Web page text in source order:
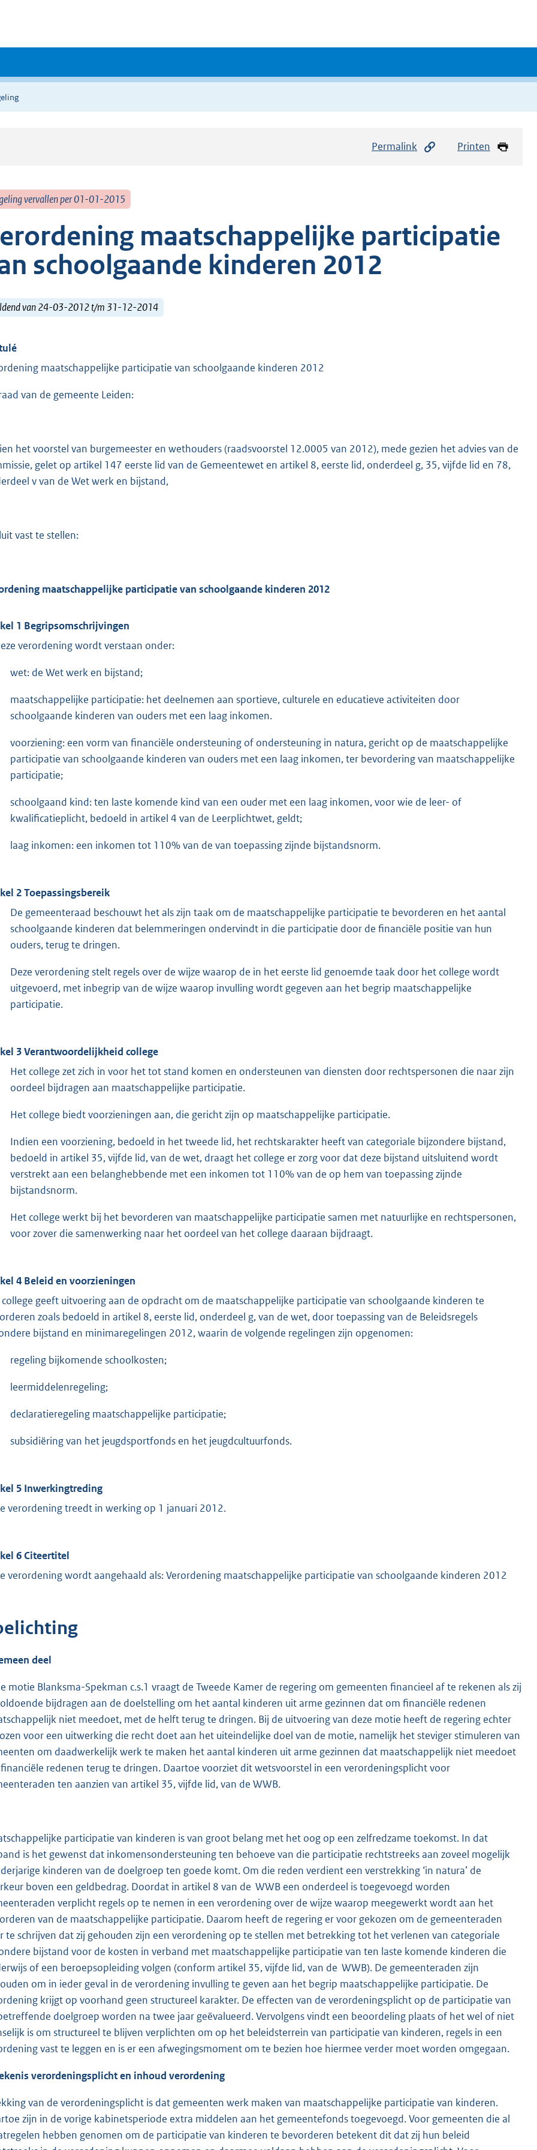
Permalink Printen
vervallen per 01-01-2015
maatschappelijke participatie
schoolgaande kinderen 2012
van 24-03-2012 t/m 31-12-2014
maatschappelijke participatie van schoolgaande kinderen 2012
van de gemeente Leiden:
het voorstel van burgemeester en wethouders (raadsvoorstel 12.0005 van 2012), mede gezien het advies van de
gelet op artikel 147 eerste lid van de Gemeentewet en artikel 8, eerste lid, onderdeel g, 35, vijfde lid en 78,
v van de Wet werk en bijstand,
vast te stellen:
maatschappelijke participatie van schoolgaande kinderen 2012
1 Begripsomschrijvingen
verordening wordt verstaan onder:
wet: de Wet werk en bijstand;
maatschappelijke participatie: het deelnemen aan sportieve, culturele en educatieve activiteiten door
schoolgaande kinderen van ouders met een laag inkomen.
voorziening: een vorm van financiële ondersteuning of ondersteuning in natura, gericht op de maatschappelijke
participatie van schoolgaande kinderen van ouders met een laag inkomen, ter bevordering van maatschappelijke
participatie;
schoolgaand kind: ten laste komende kind van een ouder met een laag inkomen, voor wie de leer- of
kwalificatieplicht, bedoeld in artikel 4 van de Leerplichtwet, geldt;
laag inkomen: een inkomen tot 110% van de van toepassing zijnde bijstandsnorm.
2 Toepassingsbereik
De gemeenteraad beschouwt het als zijn taak om de maatschappelijke participatie te bevorderen en het aantal
schoolgaande kinderen dat belemmeringen ondervindt in die participatie door de financiële positie van hun
ouders, terug te dringen.
Deze verordening stelt regels over de wijze waarop de in het eerste lid genoemde taak door het college wordt
uitgevoerd, met inbegrip van de wijze waarop invulling wordt gegeven aan het begrip maatschappelijke
participatie.
3 Verantwoordelijkheid college
Het college zet zich in voor het tot stand komen en ondersteunen van diensten door rechtspersonen die naar zijn
oordeel bijdragen aan maatschappelijke participatie.
Het college biedt voorzieningen aan, die gericht zijn op maatschappelijke participatie.
Indien een voorziening, bedoeld in het tweede lid, het rechtskarakter heeft van categoriale bijzondere bijstand,
bedoeld in artikel 35, vijfde lid, van de wet, draagt het college er zorg voor dat deze bijstand uitsluitend wordt
verstrekt aan een belanghebbende met een inkomen tot 110% van de op hem van toepassing zijnde
bijstandsnorm.
Het college werkt bij het bevorderen van maatschappelijke participatie samen met natuurlijke en rechtspersonen,
voor zover die samenwerking naar het oordeel van het college daaraan bijdraagt.
4 Beleid en voorzieningen
geeft uitvoering aan de opdracht om de maatschappelijke participatie van schoolgaande kinderen te
zoals bedoeld in artikel 8, eerste lid, onderdeel g, van de wet, door toepassing van de Beleidsregels
bijstand en minimaregelingen 2012, waarin de volgende regelingen zijn opgenomen:
regeling bijkomende schoolkosten;
leermiddelenregeling;
declaratieregeling maatschappelijke participatie;
subsidiëring van het jeugdsportfonds en het jeugdcultuurfonds.
5 Inwerkingtreding
verordening treedt in werking op 1 januari 2012.
6 Citeertitel
verordening wordt aangehaald als: Verordening maatschappelijke participatie van schoolgaande kinderen 2012
deel
motie Blanksma-Spekman c.s.1 vraagt de Tweede Kamer de regering om gemeenten financieel af te rekenen als zij
bijdragen aan de doelstelling om het aantal kinderen uit arme gezinnen dat om financiële redenen
niet meedoet, met de helft terug te dringen. Bij de uitvoering van deze motie heeft de regering echter
voor een uitwerking die recht doet aan het uiteindelijke doel van de motie, namelijk het steviger stimuleren van
om daadwerkelijk werk te maken het aantal kinderen uit arme gezinnen dat maatschappelijk niet meedoet
redenen terug te dringen. Daartoe voorziet dit wetsvoorstel in een verordeningsplicht voor
ten aanzien van artikel 35, vijfde lid, van de WWB.
participatie van kinderen is van groot belang met het oog op een zelfredzame toekomst. In dat
is het gewenst dat inkomensondersteuning ten behoeve van die participatie rechtstreeks aan zoveel mogelijk
kinderen van de doelgroep ten goede komt. Om die reden verdient een verstrekking ‘in natura’ de
boven een geldbedrag. Doordat in artikel 8 van de WWB een onderdeel is toegevoegd worden
verplicht regels op te nemen in een verordening over de wijze waarop meegewerkt wordt aan het
van de maatschappelijke participatie. Daarom heeft de regering er voor gekozen om de gemeenteraden
te schrijven dat zij gehouden zijn een verordening op te stellen met betrekking tot het verlenen van categoriale
bijstand voor de kosten in verband met maatschappelijke participatie van ten laste komende kinderen die
of een beroepsopleiding volgen (conform artikel 35, vijfde lid, van de WWB). De gemeenteraden zijn
om in ieder geval in de verordening invulling te geven aan het begrip maatschappelijke participatie. De
krijgt op voorhand geen structureel karakter. De effecten van de verordeningsplicht op de participatie van
doelgroep worden na twee jaar geëvalueerd. Vervolgens vindt een beoordeling plaats of het wel of niet
is om structureel te blijven verplichten om op het beleidsterrein van participatie van kinderen, regels in een
vast te leggen en is er een afwegingsmoment om te bezien hoe hiermee verder moet worden omgegaan.
verordeningsplicht en inhoud verordening
van de verordeningsplicht is dat gemeenten werk maken van maatschappelijke participatie van kinderen.
zijn in de vorige kabinetsperiode extra middelen aan het gemeentefonds toegevoegd. Voor gemeenten die al
hebben genomen om de participatie van kinderen te bevorderen betekent dit dat zij hun beleid